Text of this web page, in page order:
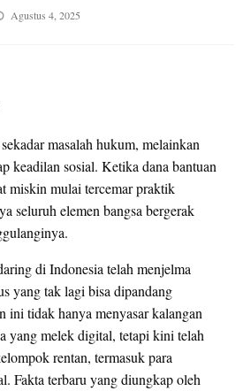
Posted
Agustus 4, 2025
masalah hukum, melainkan
keadilan sosial. Ketika dana bantuan
miskin mulai tercemar praktik
seluruh elemen bangsa bergerak
di Indonesia telah menjelma
yang tak lagi bisa dipandang
ini tidak hanya menyasar kalangan
yang melek digital, tetapi kini telah
rentan, termasuk para
Fakta terbaru yang diungkap oleh